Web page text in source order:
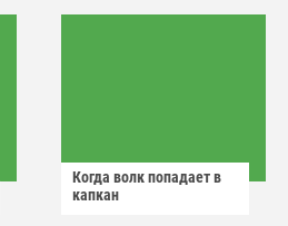
Когда волк попадает в
капкан